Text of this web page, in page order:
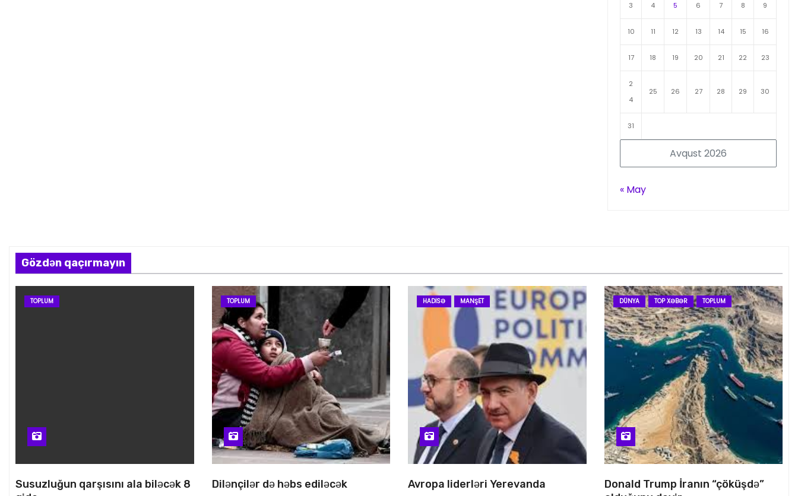
Avqust 2026
3 4 5 6 7 8 9
10 11 12 13 14 15 16
17 18 19 20 21 22 23
2
4
25 26 27 28 29 30
31
« May
Gözdən qaçırmayın
TOPLUM
Susuzluğun qarşısını ala biləcək 8
TOPLUM
Dilənçilər də həbs ediləcək
HADISƏ MANŞET
Avropa liderləri Yerevanda
DÜNYA TOP XƏBƏR TOPLUM
Donald Trump İranın “çöküşdə”